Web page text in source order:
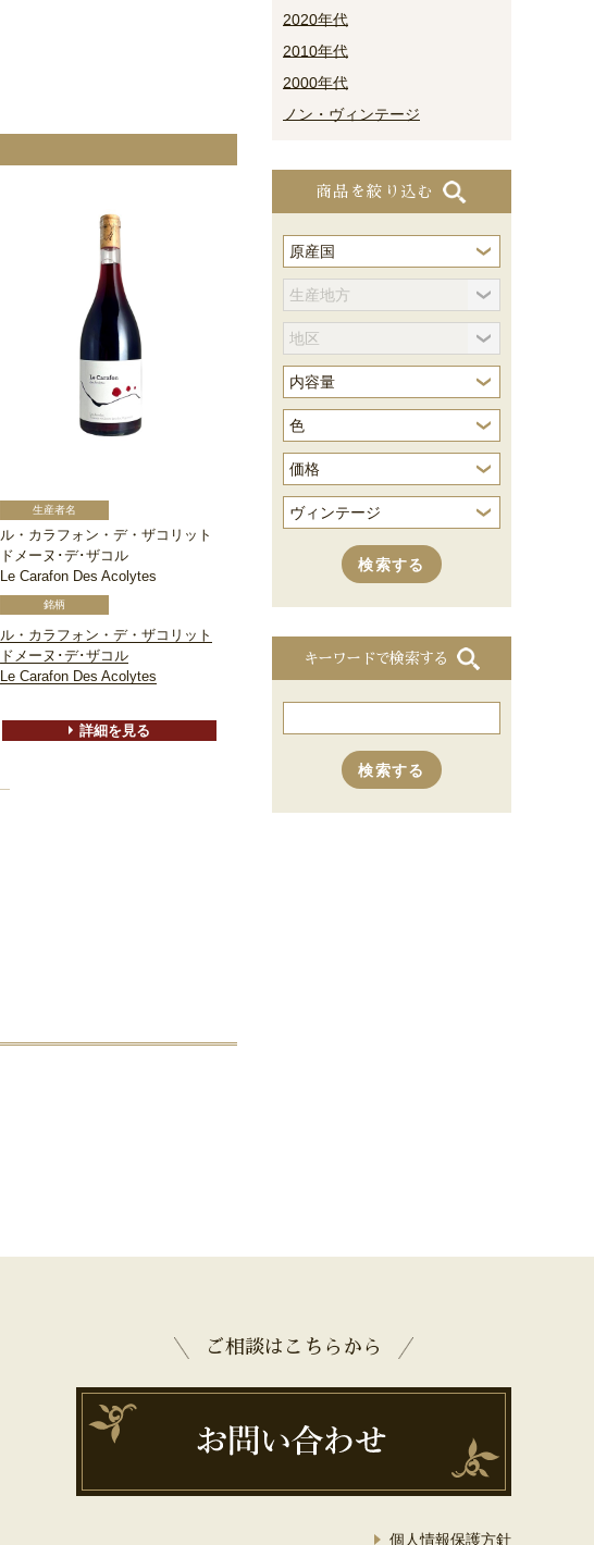
ル・カラフォン・デ・ザコリット
ドメーヌ･デ･ザコル
Le Carafon Des Acolytes
ル・カラフォン・デ・ザコリット
ドメーヌ･デ･ザコル
Le Carafon Des Acolytes
詳細を見る
2020年代
2010年代
2000年代
ノン・ヴィンテージ
商品を絞り込む
キーワードで検索する
ご相談はこちらから
個人情報保護方針